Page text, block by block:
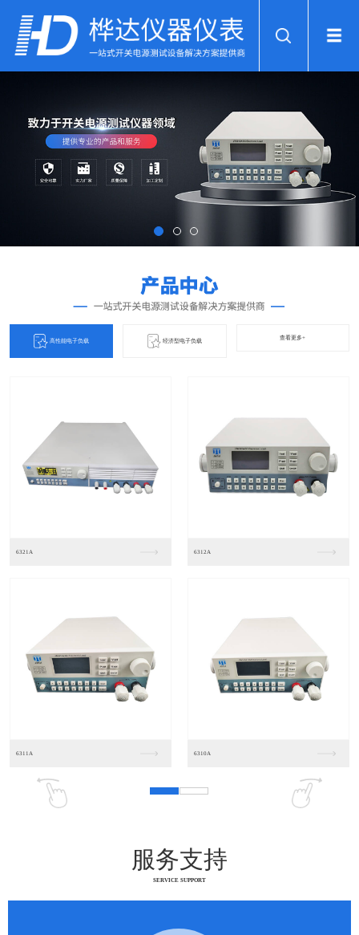
高性能电子负载 经济型电子负载 查看更多+
服务支持
SERVICE SUPPORT